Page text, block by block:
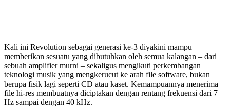
Kali ini Revolution sebagai generasi ke-3 diyakini mampu
memberikan sesuatu yang dibutuhkan oleh semua kalangan – dari
sebuah amplifier murni – sekaligus mengikuti perkembangan
teknologi musik yang mengkerucut ke arah file software, bukan
berupa fisik lagi seperti CD atau kaset. Kemampuannya menerima
file hi-res membuatnya diciptakan dengan rentang frekuensi dari 7
Hz sampai dengan 40 kHz.